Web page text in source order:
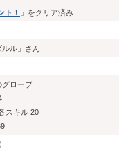
ト！ 」をクリア済み
ル」さん
グローブ
スキル 20
)